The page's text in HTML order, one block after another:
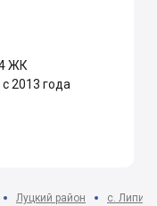
ЖК
2013 года
Луцкий район с.